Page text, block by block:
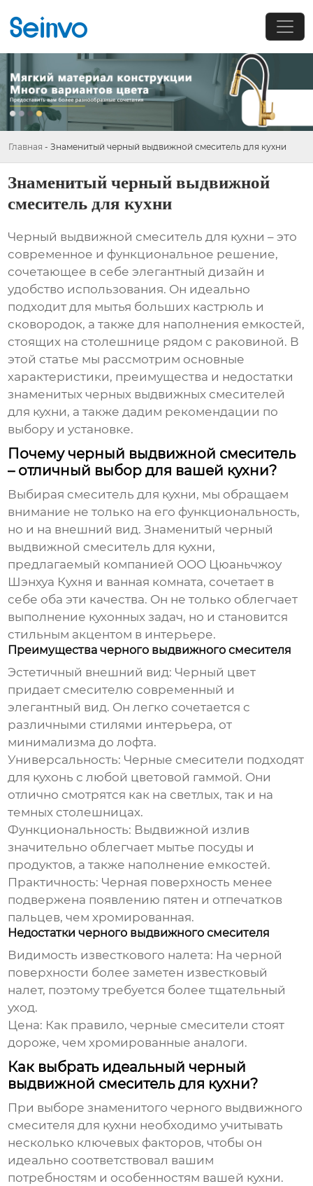
Главная - Знаменитый черный выдвижной смеситель для кухни
Знаменитый черный выдвижной
смеситель для кухни
Черный выдвижной смеситель для кухни – это
современное и функциональное решение,
сочетающее в себе элегантный дизайн и
удобство использования. Он идеально
подходит для мытья больших кастрюль и
сковородок, а также для наполнения емкостей,
стоящих на столешнице рядом с раковиной. В
этой статье мы рассмотрим основные
характеристики, преимущества и недостатки
знаменитых черных выдвижных смесителей
для кухни, а также дадим рекомендации по
выбору и установке.
Почему черный выдвижной смеситель
– отличный выбор для вашей кухни?
Выбирая смеситель для кухни, мы обращаем
внимание не только на его функциональность,
но и на внешний вид.Знаменитый черный
выдвижной смеситель для кухни,
предлагаемый компанией ООО Цюаньчжоу
Шэнхуа Кухня и ванная комната, сочетает в
себе оба эти качества. Он не только облегчает
выполнение кухонных задач, но и становится
стильным акцентом в интерьере.
Преимущества черного выдвижного смесителя
Эстетичный внешний вид: Черный цвет
придает смесителю современный и
элегантный вид. Он легко сочетается с
различными стилями интерьера, от
минимализма до лофта.
Универсальность: Черные смесители подходят
для кухонь с любой цветовой гаммой. Они
отлично смотрятся как на светлых, так и на
темных столешницах.
Функциональность: Выдвижной излив
значительно облегчает мытье посуды и
продуктов, а также наполнение емкостей.
Практичность: Черная поверхность менее
подвержена появлению пятен и отпечатков
пальцев, чем хромированная.
Недостатки черного выдвижного смесителя
Видимость известкового налета: На черной
поверхности более заметен известковый
налет, поэтому требуется более тщательный
уход.
Цена: Как правило, черные смесители стоят
дороже, чем хромированные аналоги.
Как выбрать идеальный черный
выдвижной смеситель для кухни?
При выборезнаменитого черного выдвижного
смесителя для кухни необходимо учитывать
несколько ключевых факторов, чтобы он
идеально соответствовал вашим
потребностям и особенностям вашей кухни.